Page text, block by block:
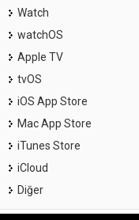
Watch
watchOS
Apple TV
tvOS
iOS App Store
Mac App Store
iTunes Store
iCloud
Diğer